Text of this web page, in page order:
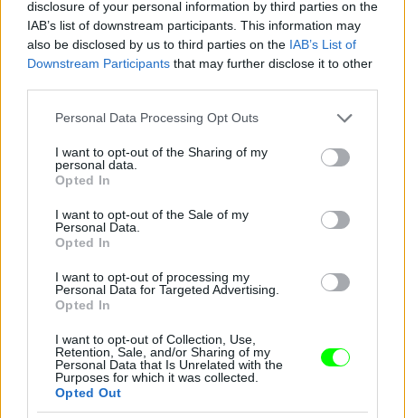
disclosure of your personal information by third parties on the
IAB’s list of downstream participants. This information may
also be disclosed by us to third parties on the IAB’s List of
Downstream Participants that may further disclose it to other
Please note that this website/app uses one or more Google
not limited to your visit or usage behaviour. You may click to
grant or deny consent to Google and its third-party tags to
use your data for below specified purposes in below Google
consent section.
Personal Data Processing Opt Outs
I want to opt-out of the Sharing of my
personal data.
Opted In
I want to opt-out of the Sale of my
Personal Data.
Opted In
I want to opt-out of processing my
Personal Data for Targeted Advertising.
Opted In
I want to opt-out of Collection, Use,
Retention, Sale, and/or Sharing of my
Personal Data that Is Unrelated with the
Purposes for which it was collected.
Opted Out
Danics Danics Dóra átlátszó aljú ruhában
Fotó: / RTL Sajtóklub